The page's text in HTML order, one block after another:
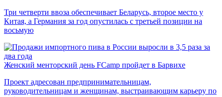
Три четверти ввоза обеспечивает Беларусь, второе место у
Китая, а Германия за год опустилась с третьей позиции на
восьмую
Женский менторский день FCamp пройдет в Барвихе
Проект адресован предпринимательницам,
руководительницам и женщинам, выстраивающим карьеру по